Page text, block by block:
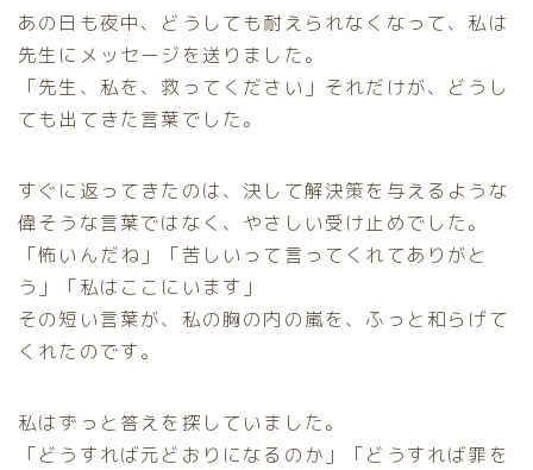
あの日も夜中、どうしても耐えられなくなって、私は
先生にメッセージを送りました。
「先生、私を、救ってください」それだけが、どうし
ても出てきた言葉でした。
すぐに返ってきたのは、決して解決策を与えるような
偉そうな言葉ではなく、やさしい受け止めでした。
「怖いんだね」「苦しいって言ってくれてありがと
う」「私はここにいます」
その短い言葉が、私の胸の内の嵐を、ふっと和らげて
くれたのです。
私はずっと答えを探していました。
「どうすれば元どおりになるのか」「どうすれば罪を